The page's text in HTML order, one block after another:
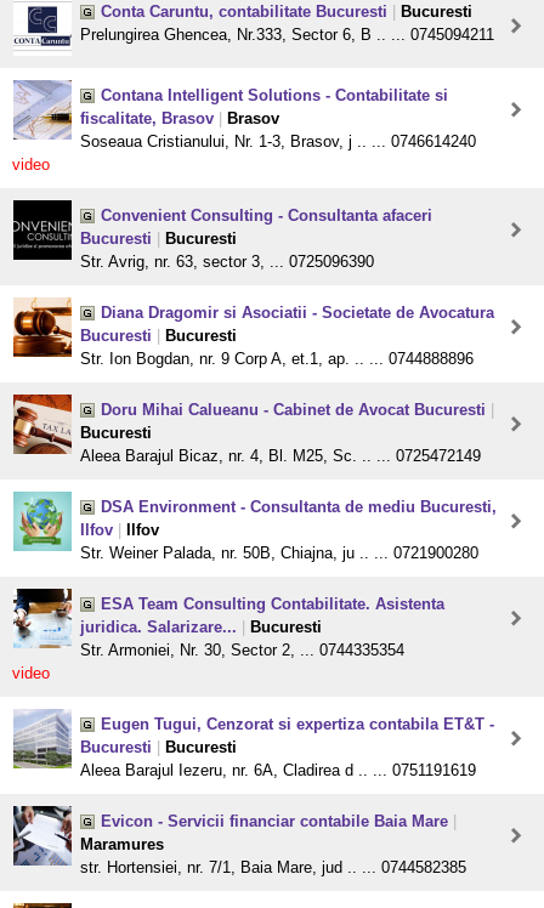
Conta Caruntu, contabilitate Bucuresti
Bucuresti
Prelungirea Ghencea, Nr.333, Sector 6, B .. ... 0745094211
Contana Intelligent Solutions - Contabilitate si
fiscalitate, Brasov
Brasov
Soseaua Cristianului, Nr. 1-3, Brasov, j .. ... 0746614240
video
Convenient Consulting - Consultanta afaceri
Bucuresti
Bucuresti
Str. Avrig, nr. 63, sector 3, ... 0725096390
Diana Dragomir si Asociatii - Societate de Avocatura
Bucuresti
Bucuresti
Str. Ion Bogdan, nr. 9 Corp A, et.1, ap. .. ... 0744888896
Doru Mihai Calueanu - Cabinet de Avocat Bucuresti
Bucuresti
Aleea Barajul Bicaz, nr. 4, Bl. M25, Sc. .. ... 0725472149
DSA Environment - Consultanta de mediu Bucuresti,
Ilfov
Ilfov
Str. Weiner Palada, nr. 50B, Chiajna, ju .. ... 0721900280
ESA Team Consulting Contabilitate. Asistenta
juridica. Salarizare...
Bucuresti
Str. Armoniei, Nr. 30, Sector 2, ... 0744335354
video
Eugen Tugui, Cenzorat si expertiza contabila ET&T -
Bucuresti
Bucuresti
Aleea Barajul Iezeru, nr. 6A, Cladirea d .. ... 0751191619
Evicon - Servicii financiar contabile Baia Mare
Maramures
str. Hortensiei, nr. 7/1, Baia Mare, jud .. ... 0744582385